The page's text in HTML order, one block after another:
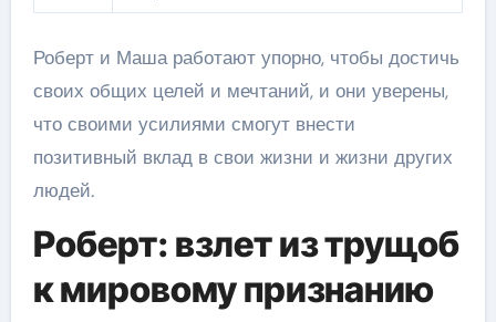
Роберт и Маша работают упорно, чтобы достичь
своих общих целей и мечтаний, и они уверены,
что своими усилиями смогут внести
позитивный вклад в свои жизни и жизни других
людей.
Роберт: взлет из трущоб
к мировому признанию